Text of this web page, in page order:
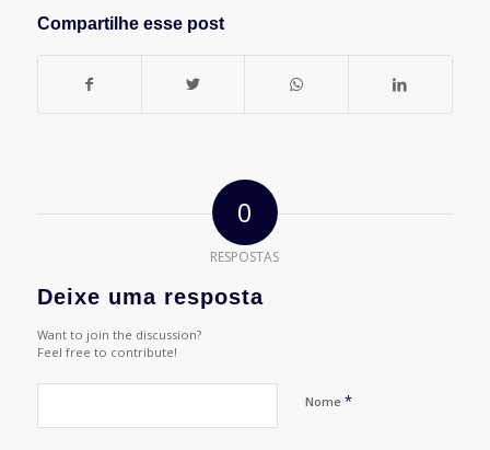
Compartilhe esse post
0
RESPOSTAS
Deixe uma resposta
Want to join the discussion?
Feel free to contribute!
Nome *